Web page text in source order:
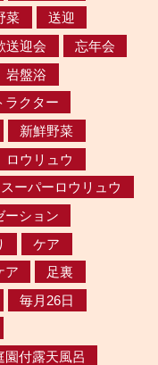
菜
送迎
送迎会
忘年会
岩盤浴
ラクター
新鮮野菜
ロウリュウ
スーパーロウリュウ
ーション
ケア
ア
足裏
毎月26日
園付露天風呂